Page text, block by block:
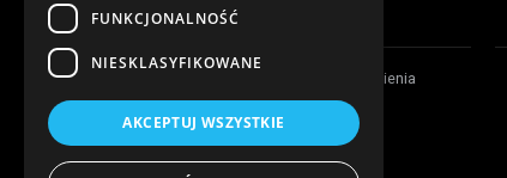
Czas realizacji zamówienia
Formy płatności
FUNKCJONALNOŚĆ
NIESKLASYFIKOWANE
AKCEPTUJ WSZYSTKIE